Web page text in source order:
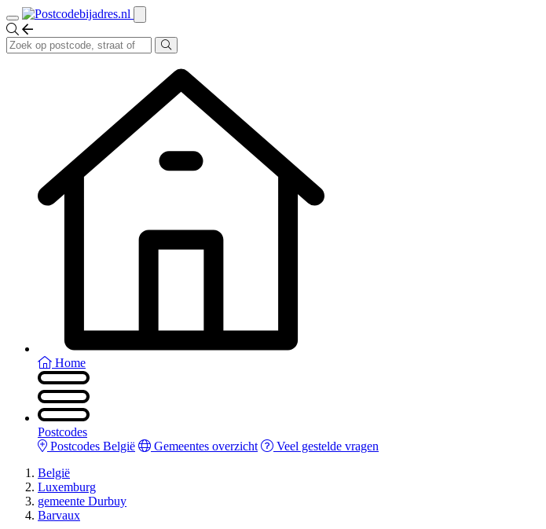
Home
Postcodes
Postcodes België
Gemeentes overzicht
Veel gestelde vragen
België
Luxemburg
gemeente Durbuy
Barvaux